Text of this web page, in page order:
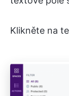
Klikněte na